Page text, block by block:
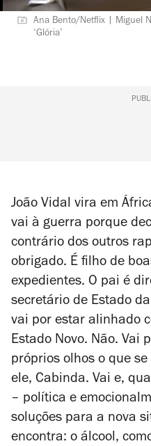
Ana Bento/Netflix | Miguel
‘Glória’
João Vidal vira em
vai à guerra porque
contrário dos outros
obrigado. É filho de
expedientes. O pai é
secretário de Estado
vai por estar alinhado
Estado Novo. Não. Vai
próprios olhos o que
ele, Cabinda. Vai e,
– política e
soluções para a nova
encontra: o álcool,